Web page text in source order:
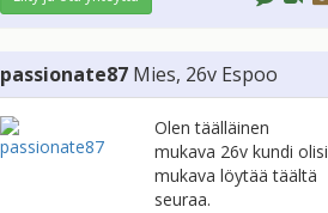
passionate87 Mies, 26v Espoo
Olen täälläinen
mukava 26v kundi olisi
mukava löytää täältä
seuraa.